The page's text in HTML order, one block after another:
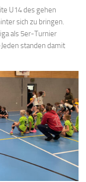
U14 des gehen
sich zu bringen.
als 5er-Turnier
standen damit